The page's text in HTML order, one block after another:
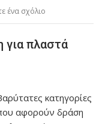
ένα σχόλιο
για πλαστά
κατηγορίες
αφορούν δράση